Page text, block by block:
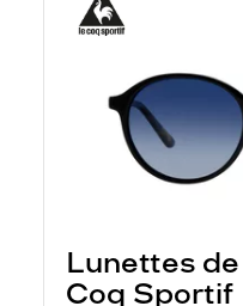
Lunettes
Coq Sportif